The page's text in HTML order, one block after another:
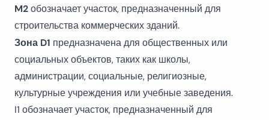
M2 обозначает участок, предназначенный для
строительства коммерческих зданий.
Зона D1 предназначена для общественных или
социальных объектов, таких как школы,
администрации, социальные, религиозные,
культурные учреждения или учебные заведения.
I1 обозначает участок, предназначенный для